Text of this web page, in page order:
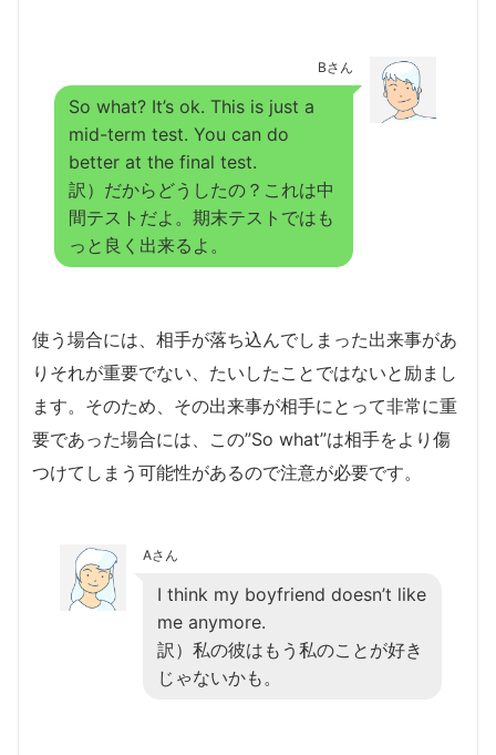
Bさん
So what? It’s ok. This is just a
mid-term test. You can do
better at the final test.
訳）だからどうしたの？これは中
間テストだよ。期末テストではも
っと良く出来るよ。
使う場合には、相手が落ち込んでしまった出来事があ
りそれが重要でない、たいしたことではないと励まし
ます。そのため、その出来事が相手にとって非常に重
要であった場合には、この”So what”は相手をより傷
つけてしまう可能性があるので注意が必要です。
Aさん
I think my boyfriend doesn’t like
me anymore.
訳）私の彼はもう私のことが好き
じゃないかも。